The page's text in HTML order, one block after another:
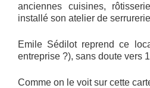
anciennes cuisines,
installé son atelier de
Emile Sédilot reprend ce
entreprise ?), sans doute vers
Comme on le voit sur cette